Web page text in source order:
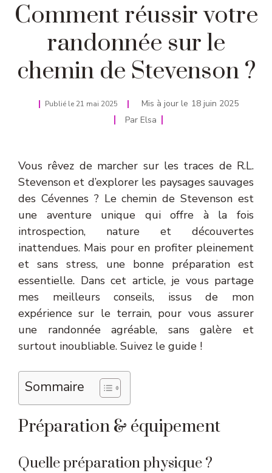
Comment réussir votre
randonnée sur le
chemin de Stevenson ?
Publié le 21 mai 2025 Mis à jour le 18 juin 2025
Par Elsa
Vous rêvez de marcher sur les traces de R.L.
Stevenson et d’explorer les paysages sauvages
des Cévennes ? Le chemin de Stevenson est
une aventure unique qui offre à la fois
introspection, nature et découvertes
inattendues. Mais pour en profiter pleinement
et sans stress, une bonne préparation est
essentielle. Dans cet article, je vous partage
mes meilleurs conseils, issus de mon
expérience sur le terrain, pour vous assurer
une randonnée agréable, sans galère et
surtout inoubliable. Suivez le guide !
Sommaire
Préparation & équipement
Quelle préparation physique ?